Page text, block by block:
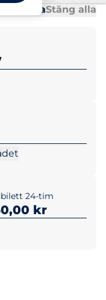
allaStäng alla
24-tim
kr